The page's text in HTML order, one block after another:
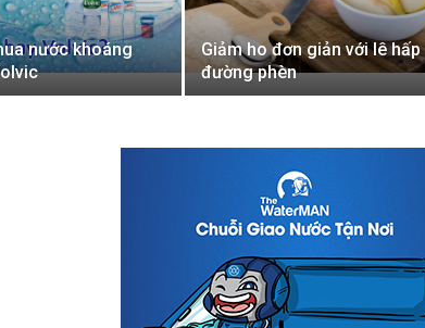
nước khoáng
Giảm ho đơn giản với lê hấp
đường phèn